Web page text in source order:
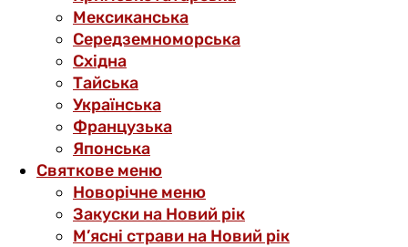
Мексиканська
Середземноморська
Східна
Тайська
Українська
Французька
Японська
Святкове меню
Новорічне меню
Закуски на Новий рік
М’ясні страви на Новий рік